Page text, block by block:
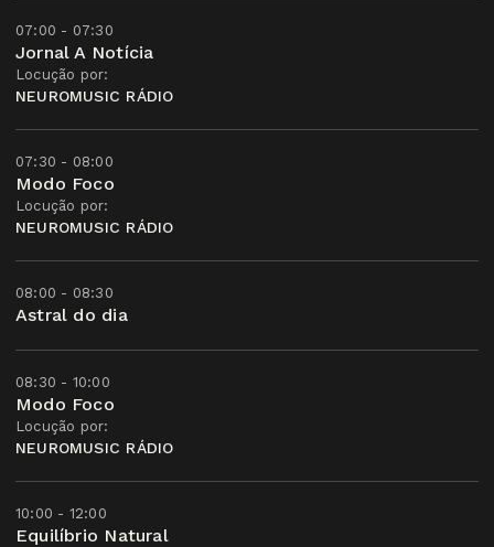
07:00 - 07:30
Jornal A Notícia
Locução por:
NEUROMUSIC RÁDIO
07:30 - 08:00
Modo Foco
Locução por:
NEUROMUSIC RÁDIO
08:00 - 08:30
Astral do dia
08:30 - 10:00
Modo Foco
Locução por:
NEUROMUSIC RÁDIO
10:00 - 12:00
Equilíbrio Natural